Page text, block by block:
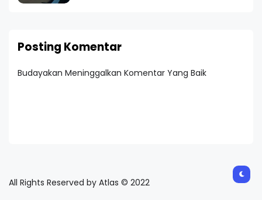
Posting Komentar
Budayakan Meninggalkan Komentar Yang Baik
All Rights Reserved by Atlas © 2022